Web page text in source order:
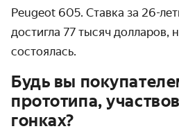
Peugeot 605. Ставка за 26-
достигла 77 тысяч долларов,
состоялась.
Будь вы
прототипа,
гонках?